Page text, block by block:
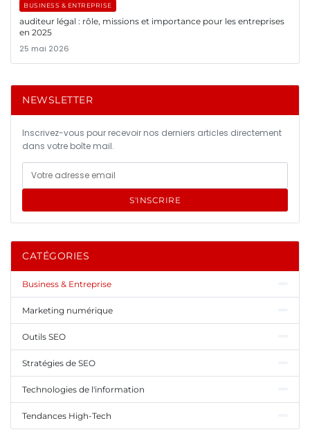
BUSINESS & ENTREPRISE
auditeur légal : rôle, missions et importance pour les entreprises
en 2025
25 mai 2026
NEWSLETTER
Inscrivez-vous pour recevoir nos derniers articles directement
dans votre boîte mail.
S'INSCRIRE
CATÉGORIES
Business & Entreprise
Marketing numérique
Outils SEO
Stratégies de SEO
Technologies de l'information
Tendances High-Tech